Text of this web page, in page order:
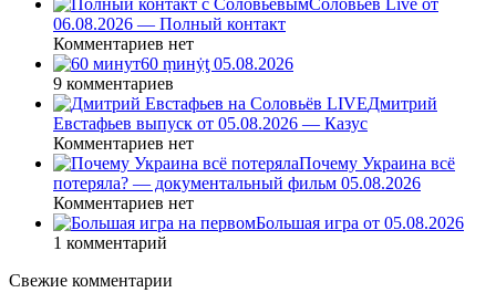
Соловьев Live от
06.08.2026 — Полный контакт
Комментариев нет
60 ṃинẏƫ 05.08.2026
9 комментариев
Дмитрий
Евстафьев выпуск от 05.08.2026 — Казус
Комментариев нет
Почему Украина всё
потеряла? — документальный фильм 05.08.2026
Комментариев нет
Большая игра от 05.08.2026
1 комментарий
Свежие комментарии